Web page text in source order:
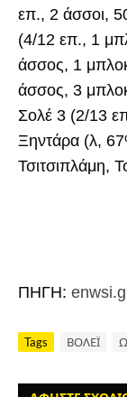
επ., 2 άσσοι,
(4/12 επ., 1
άσσος, 1
άσσος, 3
Σολέ 3 (2/13
Ξηντάρα (λ,
Τσιτσιπλάμη,
ΠΗΓΗ:
Tags ΒΟΛΕΪ Ω